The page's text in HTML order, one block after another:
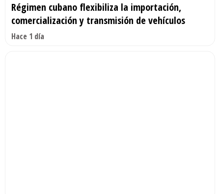
Régimen cubano flexibiliza la importación,
comercialización y transmisión de vehículos
Hace 1 día